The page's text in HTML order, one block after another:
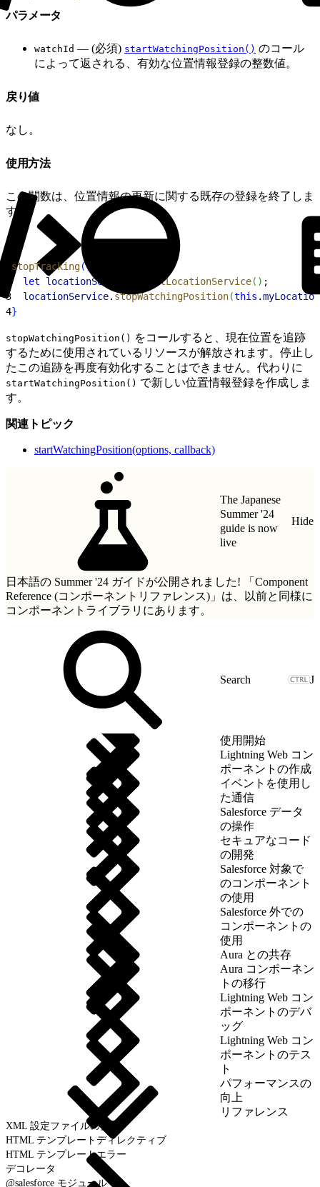
パラメータ
watchId — (必須) startWatchingPosition() のコール
によって返される、有効な位置情報登録の整数値。
戻り値
なし。
使用方法
この関数は、位置情報の更新に関する既存の登録を終了しま
す。
stopTracking()
  let
locationService getLocationService( ) ;
3
  locationService
. stopWatchingPosition(this .
4}
stopWatchingPosition() をコールすると、現在位置を追跡
するために使用されているリソースが解放されます。停止し
たこの追跡を再度有効化することはできません。代わりに
startWatchingPosition() で新しい位置情報登録を作成しま
す。
関連トピック
startWatchingPosition(options, callback)
The Japanese
Summer '24
guide is now
live
Hide
日本語の Summer '24 ガイドが公開されました!
「Component
Reference (コンポーネントリファレンス)」 は、以前と同様に
コンポーネントライブラリにあります。
J
使用開始
Lightning Web コン
ポーネントの作成
イベントを使用し
た通信
Salesforce データ
の操作
セキュアなコード
の開発
Salesforce 対象で
のコンポーネント
の使用
Salesforce 外での
コンポーネントの
使用
Aura との共存
Aura コンポーネン
トの移行
Lightning Web コン
ポーネントのデバ
ッグ
Lightning Web コン
ポーネントのテス
ト
パフォーマンスの
向上
リファレンス
XML 設定ファイルの要素
HTML テンプレートディレクティブ
HTML テンプレートエラー
デコレータ
@salesforce モジュール